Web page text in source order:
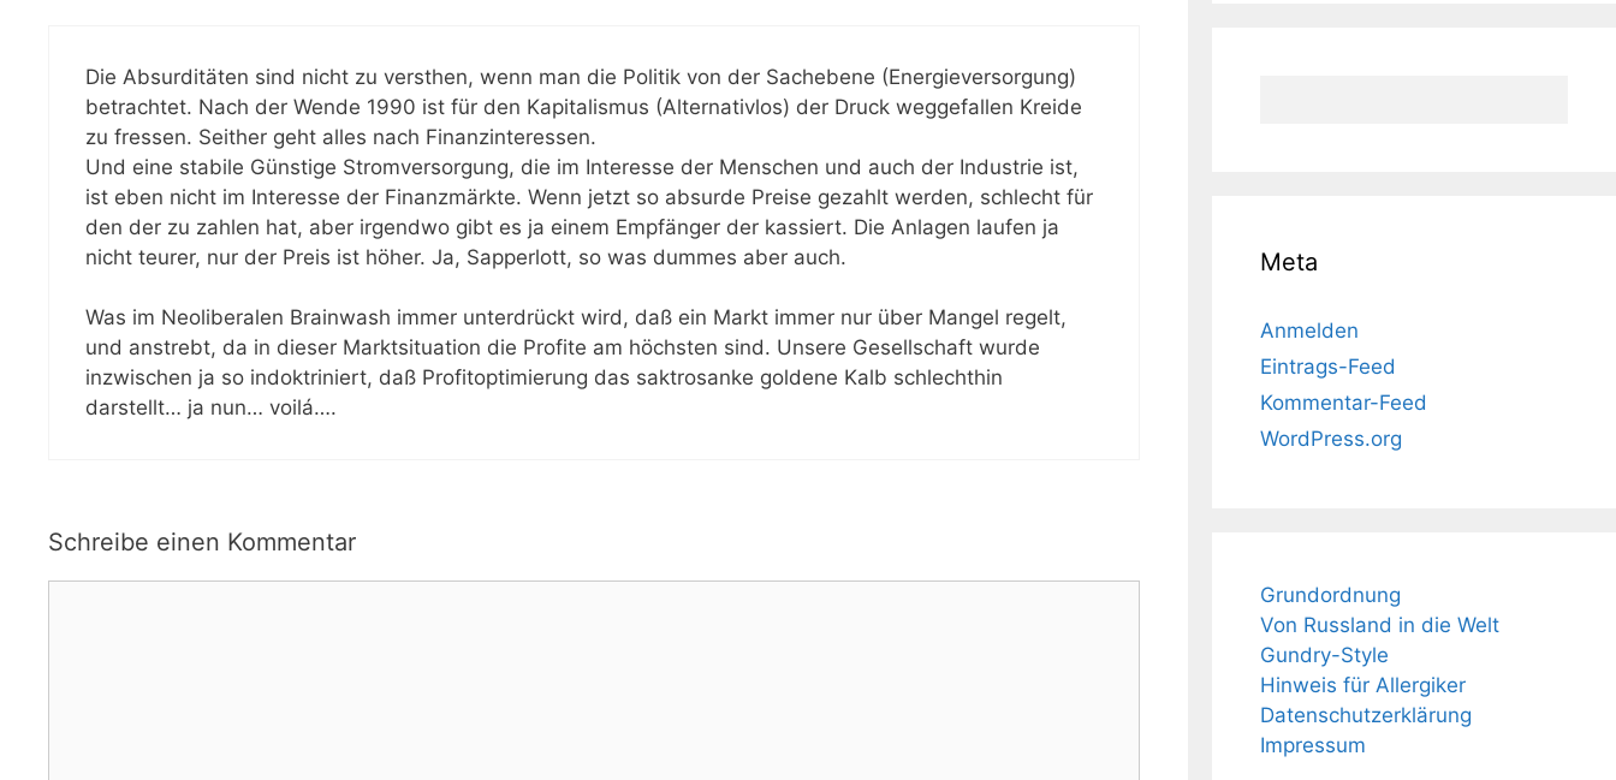
Die Absurditäten sind nicht zu versthen, wenn man die Politik von der Sachebene (Energieversorgung)
betrachtet. Nach der Wende 1990 ist für den Kapitalismus (Alternativlos) der Druck weggefallen Kreide
zu fressen. Seither geht alles nach Finanzinteressen.
Und eine stabile Günstige Stromversorgung, die im Interesse der Menschen und auch der Industrie ist,
ist eben nicht im Interesse der Finanzmärkte. Wenn jetzt so absurde Preise gezahlt werden, schlecht für
den der zu zahlen hat, aber irgendwo gibt es ja einem Empfänger der kassiert. Die Anlagen laufen ja
nicht teurer, nur der Preis ist höher. Ja, Sapperlott, so was dummes aber auch.
Was im Neoliberalen Brainwash immer unterdrückt wird, daß ein Markt immer nur über Mangel regelt,
und anstrebt, da in dieser Marktsituation die Profite am höchsten sind. Unsere Gesellschaft wurde
inzwischen ja so indoktriniert, daß Profitoptimierung das saktrosanke goldene Kalb schlechthin
darstellt… ja nun… voilá….
Schreibe einen Kommentar
Meta
Anmelden
Eintrags-Feed
Kommentar-Feed
WordPress.org
Grundordnung
Von Russland in die Welt
Gundry-Style
Hinweis für Allergiker
Datenschutzerklärung
Impressum